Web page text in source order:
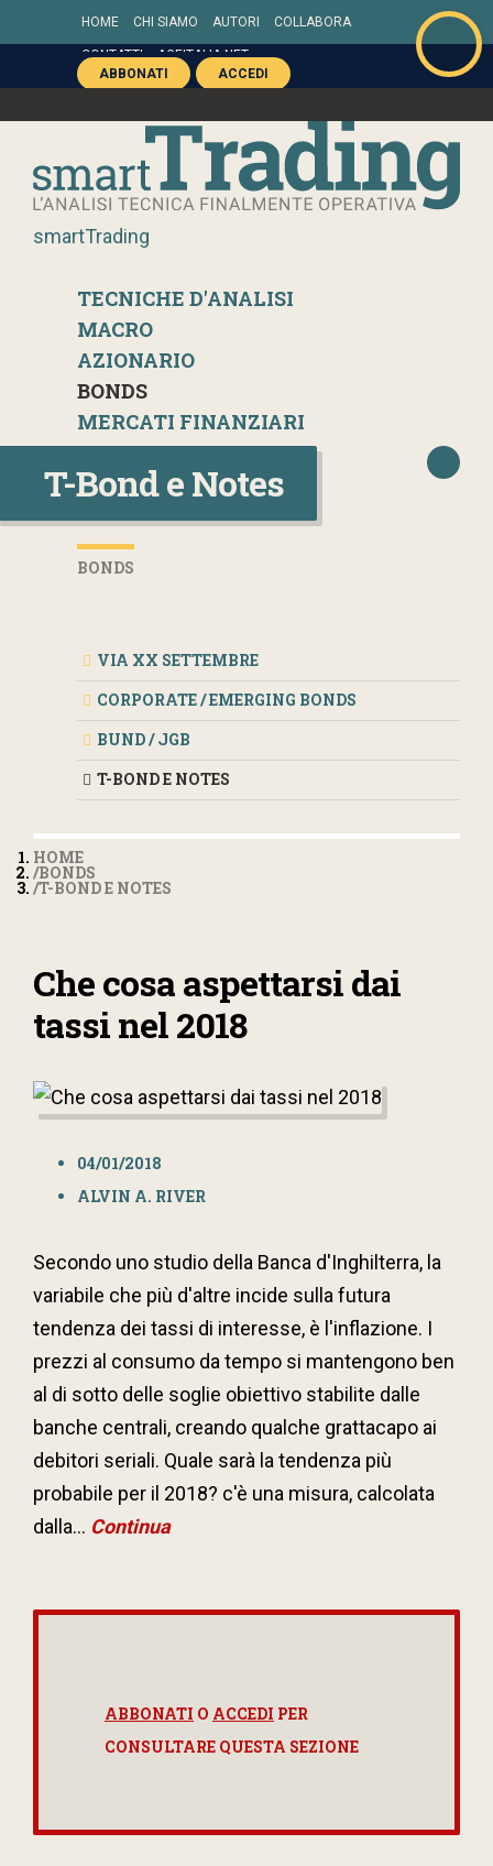
HOME CHI SIAMO AUTORI COLLABORA
CONTATTI
AGEITALIA.NET
ABBONATI
ACCEDI
smartTrading
TECNICHE D'ANALISI
MACRO
AZIONARIO
BONDS
MERCATI FINANZIARI
T-Bond e Notes
BONDS
VIA XX SETTEMBRE
CORPORATE / EMERGING BONDS
BUND / JGB
T-BOND E NOTES
HOME
BONDS
T-BOND E NOTES
Che cosa aspettarsi dai
tassi nel 2018
04/01/2018
ALVIN A. RIVER
Secondo uno studio della Banca d'Inghilterra, la
variabile che più d'altre incide sulla futura
tendenza dei tassi di interesse, è l'inflazione. I
prezzi al consumo da tempo si mantengono ben
al di sotto delle soglie obiettivo stabilite dalle
banche centrali, creando qualche grattacapo ai
debitori seriali. Quale sarà la tendenza più
probabile per il 2018? c'è una misura, calcolata
dalla... Continua
ABBONATI O ACCEDI PER
CONSULTARE QUESTA SEZIONE